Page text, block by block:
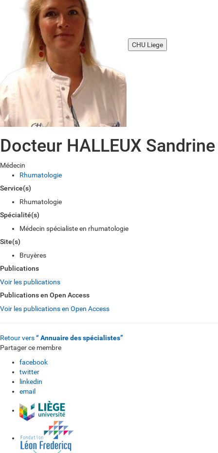
CHU Liege
Docteur HALLEUX Sandrine
Médecin
Rhumatologie
Service(s)
Rhumatologie
Spécialité(s)
Médecin spécialiste en rhumatologie
Site(s)
Bruyères
Publications
Voir les publications
Publications en Open Access
Voir les publications en Open Access
Retour vers“ Annuaire des spécialistes”
Partager ce membre
facebook
twitter
linkedin
email